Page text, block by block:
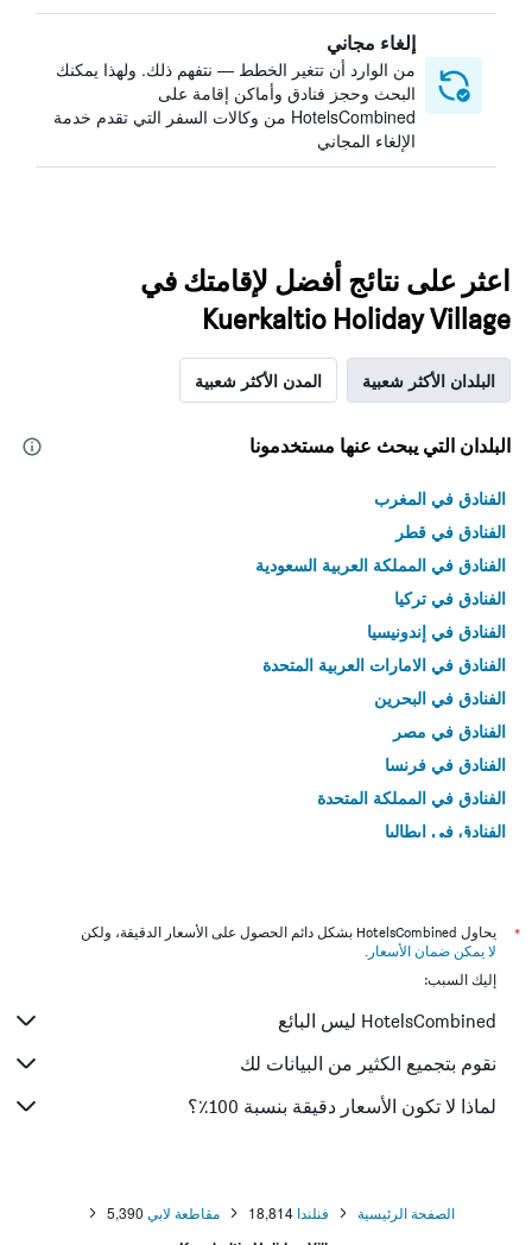
إلغاء مجاني
من الوارد أن تتغير الخطط — نتفهم ذلك. ولهذا يمكنك
البحث وحجز فنادق وأماكن إقامة على
HotelsCombined من وكالات السفر التي تقدم خدمة
الإلغاء المجاني
اعثر على نتائج أفضل لإقامتك في
Kuerkaltio Holiday Village
البلدان الأكثر شعبية المدن الأكثر شعبية
البلدان التي يبحث عنها مستخدمونا
الفنادق في المغرب
الفنادق في قطر
الفنادق في المملكة العربية السعودية
الفنادق في تركيا
الفنادق في إندونيسيا
الفنادق في الامارات العربية المتحدة
الفنادق في البحرين
الفنادق في مصر
الفنادق في فرنسا
الفنادق في المملكة المتحدة
الفنادق في إيطاليا
*
يحاول HotelsCombined بشكل دائم الحصول على الأسعار الدقيقة، ولكن
لا يمكن ضمان الأسعار .
إليك السبب:
HotelsCombined ليس البائع
نقوم بتجميع الكثير من البيانات لك
لماذا لا تكون الأسعار دقيقة بنسبة 100٪؟
الصفحة الرئيسية فنلندا 18,814 مقاطعة لابي 5,390